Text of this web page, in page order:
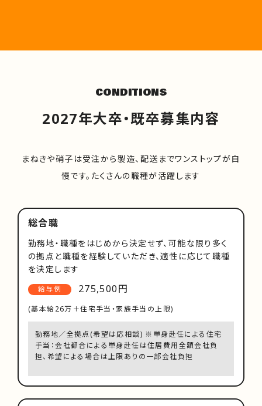
CONDITIONS
2027年大卒・既卒募集内容
まねきや硝子は受注から製造、配送までワンストップが自
慢です。たくさんの職種が活躍します
総合職
勤務地・職種をはじめから決定せず、可能な限り多く
の拠点と職種を経験していただき、適性に応じて職種
を決定します
給与例 275,500円
(基本給26万＋住宅手当・家族手当の上限)
勤務地／全拠点(希望は応相談) ※単身赴任による住宅
手当：会社都合による単身赴任は住居費用全額会社負
担、希望による場合は上限ありの一部会社負担